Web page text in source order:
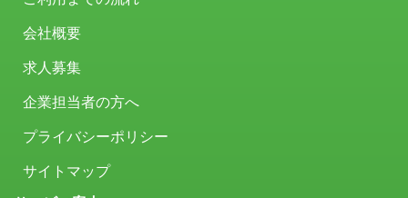
会社概要
求人募集
企業担当者の方へ
プライバシーポリシー
サイトマップ